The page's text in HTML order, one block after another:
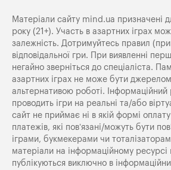
Матеріали сайту mind.ua призначені
року (21+). Участь в азартних іграх
залежність. Дотримуйтесь правил
відповідальної гри. При виявленні
негайно зверніться до спеціаліста.
азартних іграх не може бути
альтернативою роботі.
проводить ігри на реальні та/або
сайт не приймає ні в якій формі
платежів, які пов’язані/можуть бути
іграми, букмекерами чи
матеріали на інформаційному
публікуються виключно в